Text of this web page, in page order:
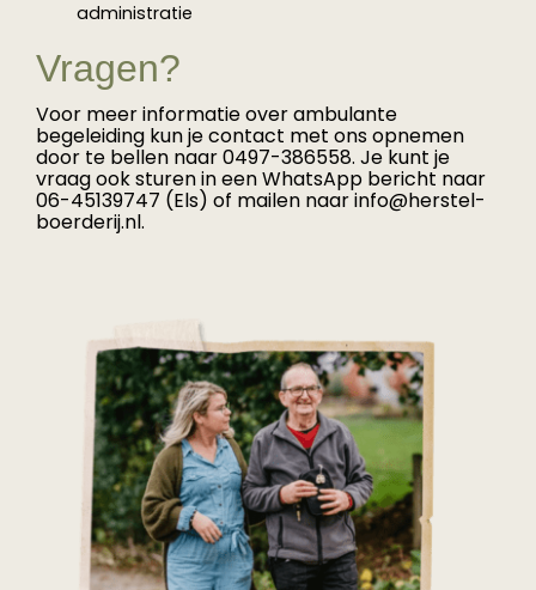
administratie
Vragen?
Voor meer informatie over ambulante
begeleiding kun je contact met ons opnemen
door te bellen naar 0497-386558. Je kunt je
vraag ook sturen in een WhatsApp bericht naar
06-45139747 (Els) of mailen naar info@herstel-
boerderij.nl.